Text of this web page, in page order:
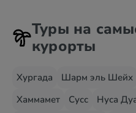
Туры на
курорты
Хургада Шарм эль Шейх
Хаммамет
Сусс
Нуса